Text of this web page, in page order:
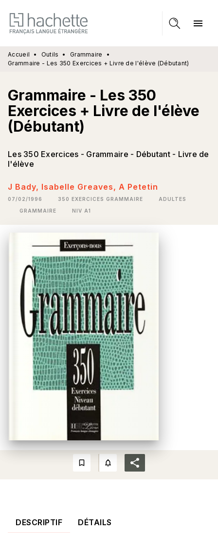
MENU RECHERCHE
CONTENU
PIED DE PAGE
menu
Accueil • Outils • Grammaire
•
Grammaire - Les 350 Exercices + Livre de l'élève (Débutant)
Grammaire - Les 350
Exercices + Livre de l'élève
(Débutant)
Les 350 Exercices - Grammaire - Débutant - Livre de
l'élève
J Bady, Isabelle Greaves, A Petetin
07/02/1996 350 EXERCICES GRAMMAIRE ADULTES
GRAMMAIRE NIV A1
bookmark_border notifications_none_outlined
DESCRIPTIF DÉTAILS